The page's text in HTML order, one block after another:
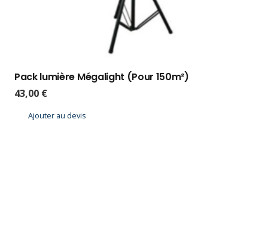
Pack lumière Mégalight (Pour 150m²)
43,00 €
Ajouter au devis